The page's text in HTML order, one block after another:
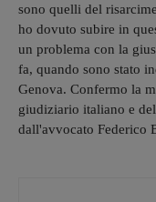
sono quelli del
ho dovuto subire in
un problema con la
fa, quando sono stato
Genova. Confermo la
giudiziario italiano e
dall'avvocato Federico